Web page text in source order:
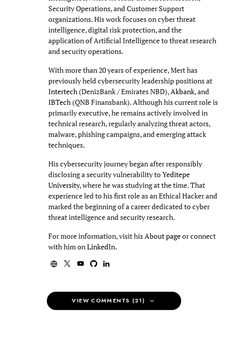
Security Operations, and Customer Support
organizations. His work focuses on cyber threat
intelligence, digital risk protection, and the
application of Artificial Intelligence to threat research
and security operations.
With more than 20 years of experience, Mert has
previously held cybersecurity leadership positions at
Intertech(DenizBank / Emirates NBD),Akbank, and
IBTech(QNB Finansbank). Although his current role is
primarily executive, he remains actively involved in
technical research, regularly analyzing threat actors,
malware, phishing campaigns, and emerging attack
techniques.
His cybersecurity journey began after responsibly
disclosing a security vulnerability toYeditepe
University, where he was studying at the time. That
experience led to his first role as an Ethical Hacker and
marked the beginning of a career dedicated to cyber
threat intelligence and security research.
For more information, visit hisAbout pageor connect
with him onLinkedIn.
VIEW COMMENTS (21)